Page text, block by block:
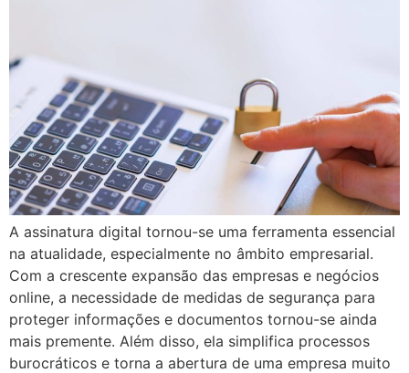
A assinatura digital tornou-se uma ferramenta essencial
na atualidade, especialmente no âmbito empresarial.
Com a crescente expansão das empresas e negócios
online, a necessidade de medidas de segurança para
proteger informações e documentos tornou-se ainda
mais premente. Além disso, ela simplifica processos
burocráticos e torna a abertura de uma empresa muito